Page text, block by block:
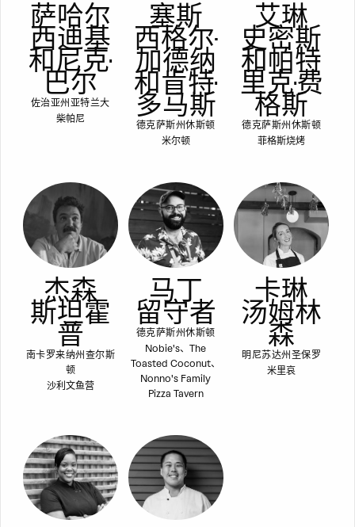
萨哈尔
西迪基
和尼克·
巴尔
佐治亚州亚特兰大
柴帕尼
塞斯
西格尔-
加德纳
和肯特·
多马斯
德克萨斯州休斯顿
米尔顿
艾琳
史密斯
和帕特
里克·费
格斯
德克萨斯州休斯顿
菲格斯烧烤
杰森
斯坦霍
普
南卡罗来纳州查尔斯
顿
沙利文鱼营
马丁
留守者
德克萨斯州休斯顿
Nobie's、The
Toasted Coconut、
Nonno's Family
Pizza Tavern
卡琳
汤姆林
森
明尼苏达州圣保罗
米里哀